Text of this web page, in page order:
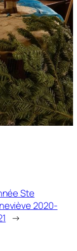
Ste
2020-
→